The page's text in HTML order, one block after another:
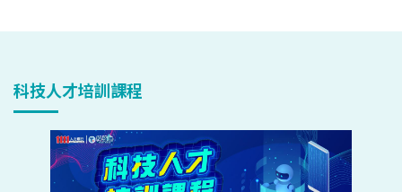
科技人才培訓課程